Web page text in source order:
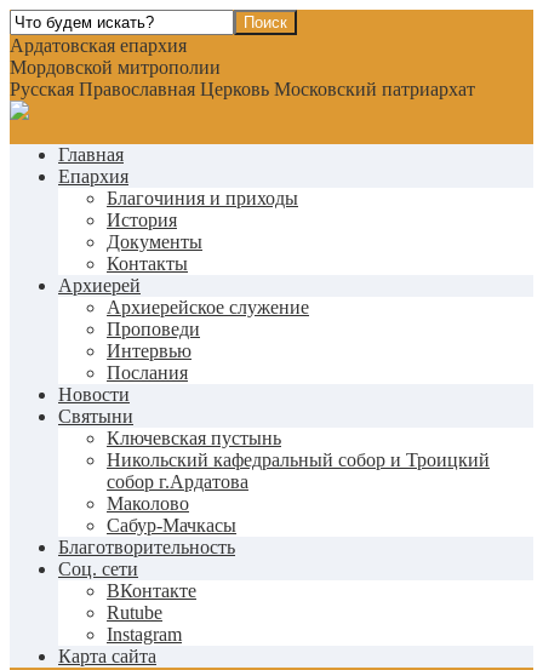
Ардатовская епархия
Мордовской митрополии
Русская Православная Церковь Московский патриархат
Главная
Епархия
Благочиния и приходы
История
Документы
Контакты
Архиерей
Архиерейское служение
Проповеди
Интервью
Послания
Новости
Святыни
Ключевская пустынь
Никольский кафедральный собор и Троицкий
собор г.Ардатова
Маколово
Сабур-Мачкасы
Благотворительность
Соц. сети
ВКонтакте
Rutube
Instagram
Карта сайта